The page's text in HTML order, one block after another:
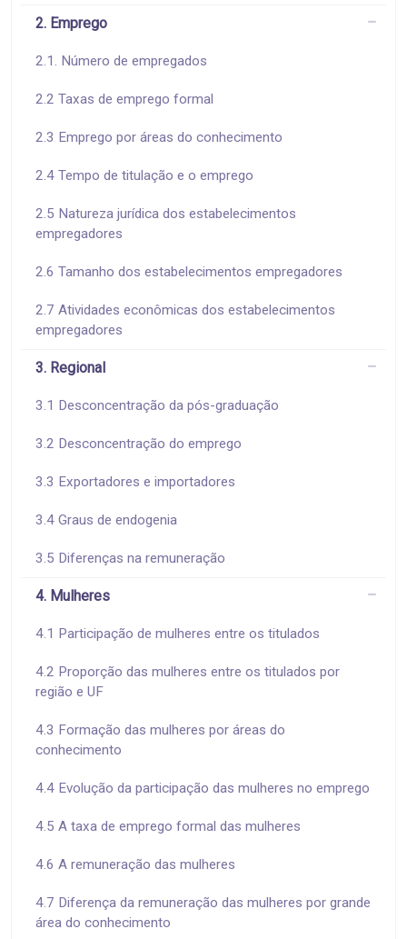
2. Emprego
2.1. Número de empregados
2.2 Taxas de emprego formal
2.3 Emprego por áreas do conhecimento
2.4 Tempo de titulação e o emprego
2.5 Natureza jurídica dos estabelecimentos
empregadores
2.6 Tamanho dos estabelecimentos empregadores
2.7 Atividades econômicas dos estabelecimentos
empregadores
3. Regional
3.1 Desconcentração da pós-graduação
3.2 Desconcentração do emprego
3.3 Exportadores e importadores
3.4 Graus de endogenia
3.5 Diferenças na remuneração
4. Mulheres
4.1 Participação de mulheres entre os titulados
4.2 Proporção das mulheres entre os titulados por
região e UF
4.3 Formação das mulheres por áreas do
conhecimento
4.4 Evolução da participação das mulheres no emprego
4.5 A taxa de emprego formal das mulheres
4.6 A remuneração das mulheres
4.7 Diferença da remuneração das mulheres por grande
área do conhecimento